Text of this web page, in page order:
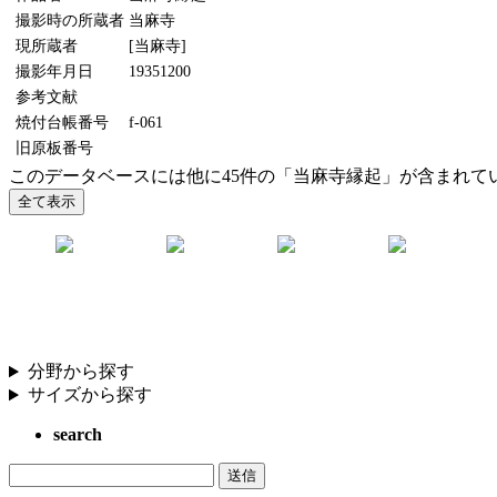
撮影時の所蔵者 当麻寺
現所蔵者
[当麻寺]
撮影年月日
19351200
参考文献
焼付台帳番号
f-061
旧原板番号
このデータベースには他に45件の「当麻寺縁起」が含まれて
分野から探す
サイズから探す
search